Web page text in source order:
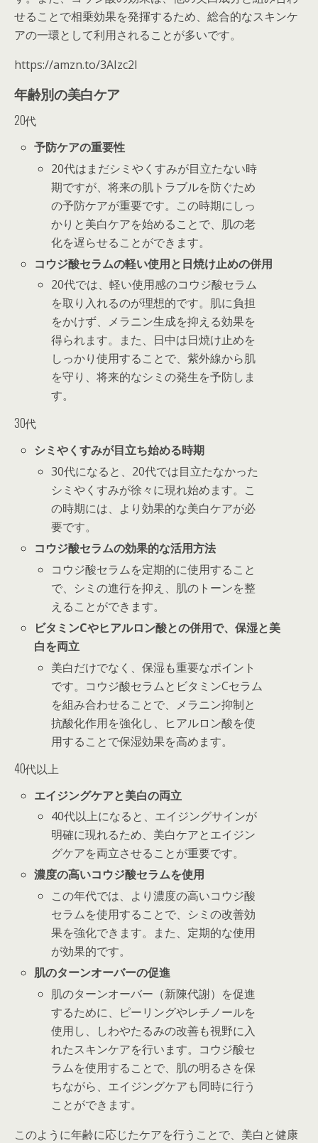
せることで相乗効果を発揮するため、総合的なスキンケ
アの一環として利用されることが多いです。
https://amzn.to/3AIzc2l
年齢別の美白ケア
20代
予防ケアの重要性
20代はまだシミやくすみが目立たない時
期ですが、将来の肌トラブルを防ぐため
の予防ケアが重要です。この時期にしっ
かりと美白ケアを始めることで、肌の老
化を遅らせることができます。
コウジ酸セラムの軽い使用と日焼け止めの併用
20代では、軽い使用感のコウジ酸セラム
を取り入れるのが理想的です。肌に負担
をかけず、メラニン生成を抑える効果を
得られます。また、日中は日焼け止めを
しっかり使用することで、紫外線から肌
を守り、将来的なシミの発生を予防しま
す。
30代
シミやくすみが目立ち始める時期
30代になると、20代では目立たなかった
シミやくすみが徐々に現れ始めます。こ
の時期には、より効果的な美白ケアが必
要です。
コウジ酸セラムの効果的な活用方法
コウジ酸セラムを定期的に使用すること
で、シミの進行を抑え、肌のトーンを整
えることができます。
ビタミンCやヒアルロン酸との併用で、保湿と美
白を両立
美白だけでなく、保湿も重要なポイント
です。コウジ酸セラムとビタミンCセラム
を組み合わせることで、メラニン抑制と
抗酸化作用を強化し、ヒアルロン酸を使
用することで保湿効果を高めます。
40代以上
エイジングケアと美白の両立
40代以上になると、エイジングサインが
明確に現れるため、美白ケアとエイジン
グケアを両立させることが重要です。
濃度の高いコウジ酸セラムを使用
この年代では、より濃度の高いコウジ酸
セラムを使用することで、シミの改善効
果を強化できます。また、定期的な使用
が効果的です。
肌のターンオーバーの促進
肌のターンオーバー（新陳代謝）を促進
するために、ピーリングやレチノールを
使用し、しわやたるみの改善も視野に入
れたスキンケアを行います。コウジ酸セ
ラムを使用することで、肌の明るさを保
ちながら、エイジングケアも同時に行う
ことができます。
このように年齢に応じたケアを行うことで、美白と健康